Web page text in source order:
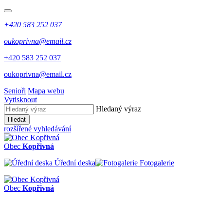
+420 583 252 037
oukoprivna@email.cz
+420 583 252 037
oukoprivna@email.cz
Senioři Mapa webu
Vytisknout
Hledaný výraz
Hledat
rozšířené vyhledávání
Obec Kopřivná
Úřední deska
Fotogalerie
Obec Kopřivná